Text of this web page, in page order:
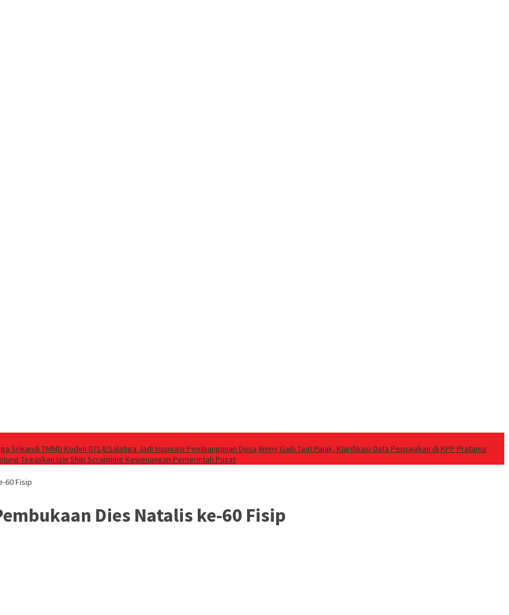
Srikandi TMMD Kodim 0714/Salatiga Jadi Inspirasi Pembangunan Desa Weny Gaib Taat Pajak, Klarifikasi Data Perpajakan di KPP Pratama
Tegaskan Izin Ship Scrapping Kewenangan Pemerintah Pusat
60 Fisip
Dies Natalis ke-60 Fisip